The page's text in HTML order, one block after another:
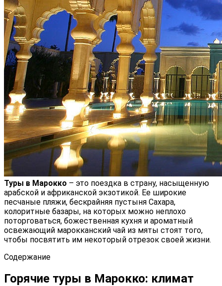
Туры в Марокко – это поездка в страну, насыщенную
арабской и африканской экзотикой. Ее широкие
песчаные пляжи, бескрайняя пустыня Сахара,
колоритные базары, на которых можно неплохо
поторговаться, божественная кухня и ароматный
освежающий марокканский чай из мяты стоят того,
чтобы посвятить им некоторый отрезок своей жизни.
Содержание
Горячие туры в Марокко: климат